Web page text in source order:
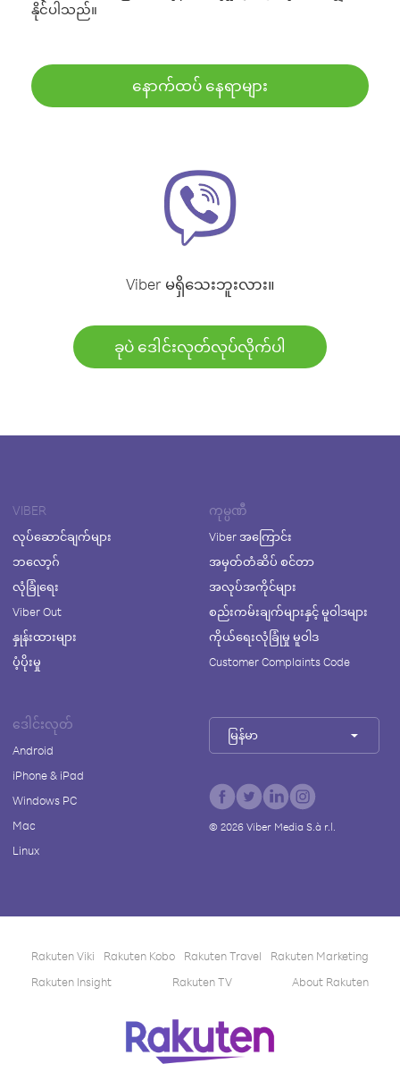
နိုင်ပါသည်။
နောက်ထပ် နေရာများ
Viber မရှိသေးဘူးလား။
ခုပဲ ဒေါင်းလုတ်လုပ်လိုက်ပါ
VIBER
လုပ်ဆောင်ချက်များ
ဘလော့ဂ်
လုံခြုံရေး
Viber Out
နှုန်းထားများ
ပံ့ပိုးမှု
ကုမ္ပဏီ
Viber အကြောင်း
အမှတ်တံဆိပ် စင်တာ
အလုပ်အကိုင်များ
စည်းကမ်းချက်များနှင့် မူဝါဒများ
ကိုယ်ရေးလုံခြုံမှု မူဝါဒ
Customer Complaints Code
ဒေါင်းလုတ်
Android
iPhone & iPad
Windows PC
Mac
Linux
မြန်မာ
© 2026Viber Media S.à r.l.
Rakuten Viki Rakuten Kobo Rakuten Travel
Rakuten Marketing
Rakuten Insight
Rakuten TV About Rakuten